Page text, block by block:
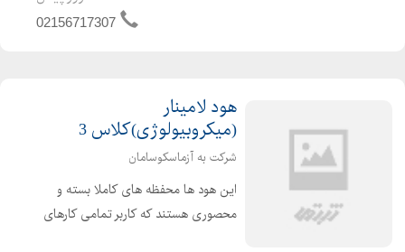
02156717307
هود لامینار
(میکروبیولوژی)کلاس 3
شرکت به آزماسکوسامان
این هود ها محفظه های کاملا بسته و
محصوری هستند که کاربر تمامی کارهای